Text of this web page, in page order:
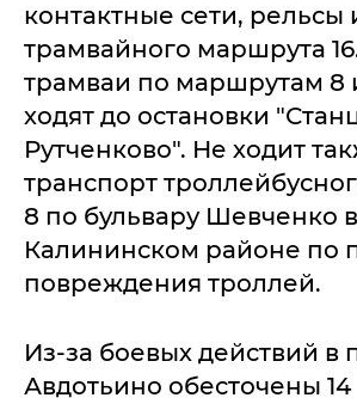
контактные сети,
трамвайного маршрута
трамваи по маршрутам 8
ходят до остановки
Рутченково". Не ходит
транспорт
8 по бульвару Шевченко в
Калининском районе по
повреждения троллей.
Из-за боевых действий в
Авдотьино обесточены 14